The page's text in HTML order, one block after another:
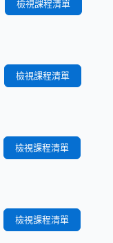
檢視課程清單
檢視課程清單
檢視課程清單
檢視課程清單